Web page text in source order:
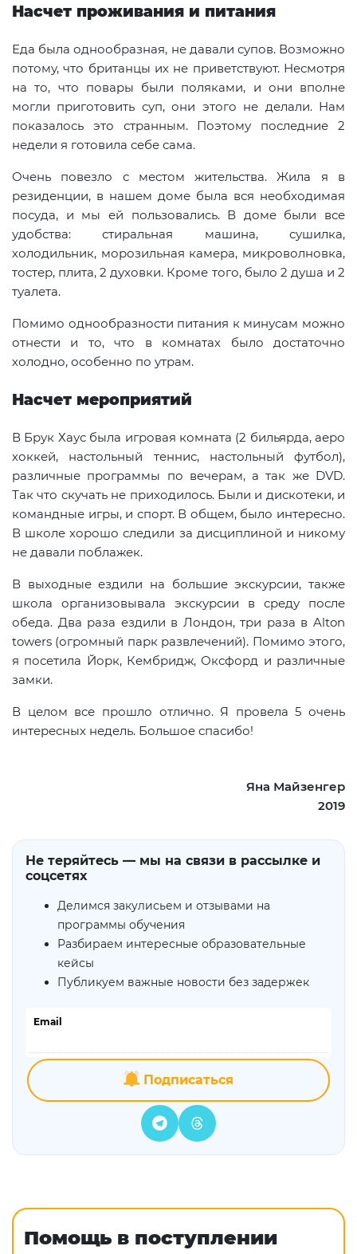
Насчет проживания и питания
Еда была однообразная, не давали супов. Возможно
потому, что британцы их не приветствуют. Несмотря
на то, что повары были поляками, и они вполне
могли приготовить суп, они этого не делали. Нам
показалось это странным. Поэтому последние 2
недели я готовила себе сама.
Очень повезло с местом жительства. Жила я в
резиденции, в нашем доме была вся необходимая
посуда, и мы ей пользовались. В доме были все
удобства: стиральная машина, сушилка,
холодильник, морозильная камера, микроволновка,
тостер, плита, 2 духовки. Кроме того, было 2 душа и 2
туалета.
Помимо однообразности питания к минусам можно
отнести и то, что в комнатах было достаточно
холодно, особенно по утрам.
Насчет мероприятий
В Брук Хаус была игровая комната (2 бильярда, аеро
хоккей, настольный теннис, настольный футбол),
различные программы по вечерам, а так же DVD.
Так что скучать не приходилось. Были и дискотеки, и
командные игры, и спорт. В общем, было интересно.
В школе хорошо следили за дисциплиной и никому
не давали поблажек.
В выходные ездили на большие экскурсии, также
школа организовывала экскурсии в среду после
обеда. Два раза ездили в Лондон, три раза в Alton
towers (огромный парк развлечений). Помимо этого,
я посетила Йорк, Кембридж, Оксфорд и различные
замки.
В целом все прошло отлично. Я провела 5 очень
интересных недель. Большое спасибо!
Яна Майзенгер
2019
Не теряйтесь — мы на связи в рассылке и
соцсетях
Делимся закулисьем и отзывами на
программы обучения
Разбираем интересные образовательные
кейсы
Публикуем важные новости без задержек
Email
Подписаться
Помощь в поступлении